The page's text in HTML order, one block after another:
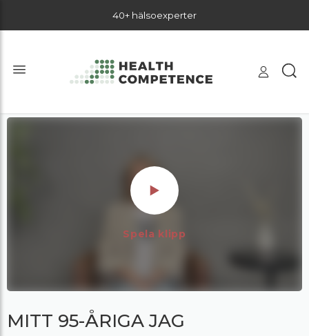
40+ hälsoexperter
Spela klipp
MITT 95-ÅRIGA JAG